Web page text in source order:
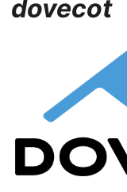
dovecot